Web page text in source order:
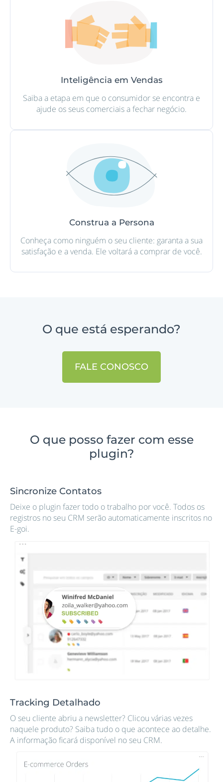
Inteligência em Vendas
Saiba a etapa em que o consumidor se encontra e
ajude os seus comerciais a fechar negócio.
Construa a Persona
Conheça como ninguém o seu cliente: garanta a sua
satisfação e a venda. Ele voltará a comprar de você.
O que está esperando?
FALE CONOSCO
O que posso fazer com esse
plugin?
Sincronize Contatos
Deixe o plugin fazer todo o trabalho por você. Todos os
registros no seu CRM serão automaticamente inscritos no
E-goi.
Tracking Detalhado
O seu cliente abriu a newsletter? Clicou várias vezes
naquele produto? Saiba tudo o que acontece ao detalhe.
A informação ficará disponível no seu CRM.